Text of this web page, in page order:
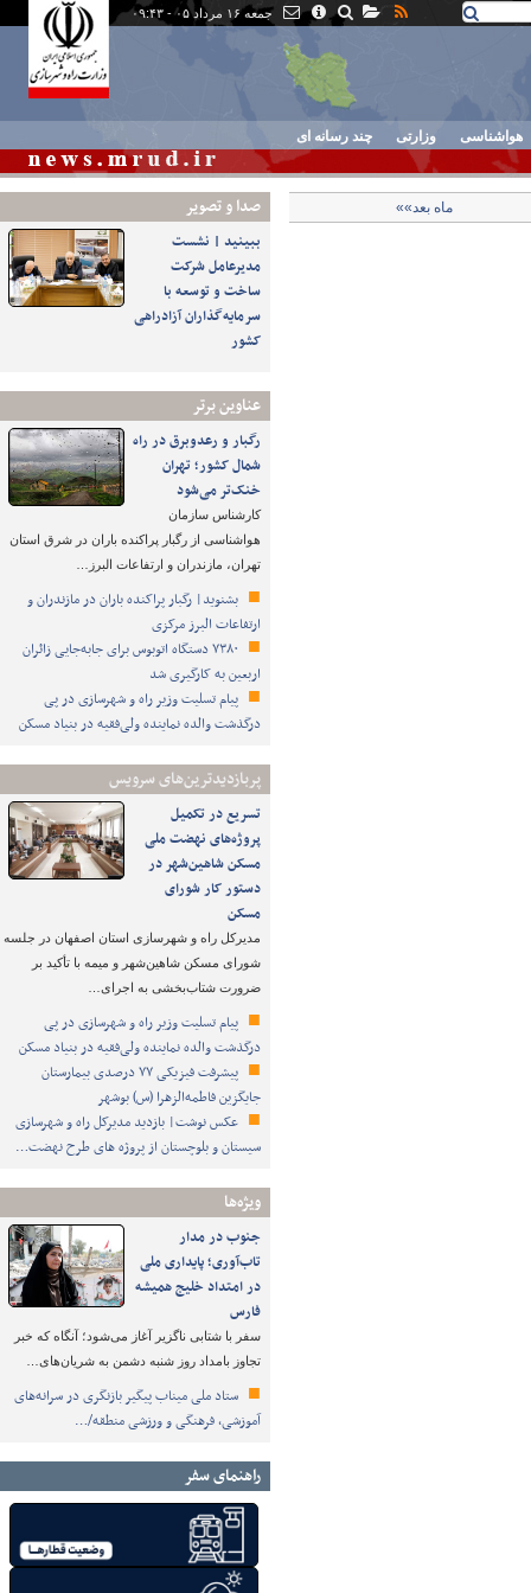
جمعه ۱۶ مرداد ۰۵ - ۰۹:۴۳
هواشناسی وزارتی چند رسانه ای
صدا و تصوير
ببینید | نشست
مدیرعامل شرکت
ساخت و توسعه با
سرمایه‌گذاران آزادراهی
کشور
عناوین برتر
رگبار و رعدوبرق در راه
شمال کشور؛ تهران
خنک‌تر می‌شود
کارشناس سازمان
هواشناسی از رگبار پراکنده باران در شرق استان
تهران، مازندران و ارتفاعات البرز…
بشنوید| رگبار پراکنده باران در مازندران و
ارتفاعات البرز مرکزی
۷۳۸۰ دستگاه اتوبوس برای جابه‌جایی زائران
اربعین به‌ کارگیری شد
پیام تسلیت وزیر راه و شهرسازی در پی
درگذشت والده نماینده ولی‌فقیه در بنیاد مسکن
پربازدیدترین‌های سرویس
تسریع در تکمیل
پروژه‌های نهضت ملی
مسکن شاهین‌شهر در
دستور کار شورای
مسکن
مدیرکل راه و شهرسازی استان اصفهان در جلسه
شورای مسکن شاهین‌شهر و میمه با تأکید بر
ضرورت شتاب‌بخشی به اجرای…
پیام تسلیت وزیر راه و شهرسازی در پی
درگذشت والده نماینده ولی‌فقیه در بنیاد مسکن
پیشرفت فیزیکی ۷۷ درصدی بیمارستان
جایگزین فاطمه‌الزهرا (س) بوشهر
عکس نوشت| بازدید مدیرکل راه و شهرسازی
سیستان و بلوچستان از پروژه های طرح نهضت…
ویژه‌ها
جنوب در مدار
تاب‌آوری؛ پایداری ملی
در امتداد خلیج همیشه
فارس
سفر با شتابی ناگزیر آغاز می‌شود؛ آنگاه که خبر
تجاوز بامداد روز شنبه دشمن به شریان‌های…
ستاد ملی میناب پیگیر بازنگری در سرانه‌های
آموزشی، فرهنگی و ورزشی منطقه/…
راهنمای سفر
ماه بعد»»